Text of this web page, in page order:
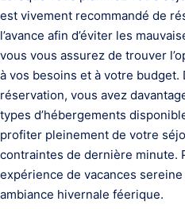
est vivement recommandé de
l’avance afin d’éviter les
vous vous assurez de trouver
à vos besoins et à votre
réservation, vous avez
types d’hébergements
profiter pleinement de votre
contraintes de dernière minute.
expérience de vacances
ambiance hivernale féerique.